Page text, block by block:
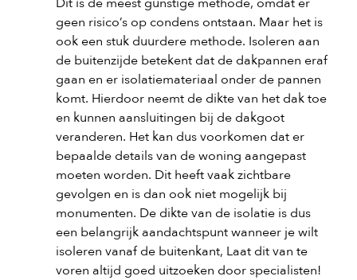
geen risico’s op condens ontstaan. Maar het is
ook een stuk duurdere methode. Isoleren aan
de buitenzijde betekent dat de dakpannen eraf
gaan en er isolatiemateriaal onder de pannen
komt. Hierdoor neemt de dikte van het dak toe
en kunnen aansluitingen bij de dakgoot
veranderen. Het kan dus voorkomen dat er
bepaalde details van de woning aangepast
moeten worden. Dit heeft vaak zichtbare
gevolgen en is dan ook niet mogelijk bij
monumenten. De dikte van de isolatie is dus
een belangrijk aandachtspunt wanneer je wilt
isoleren vanaf de buitenkant, Laat dit van te
voren altijd goed uitzoeken door specialisten!